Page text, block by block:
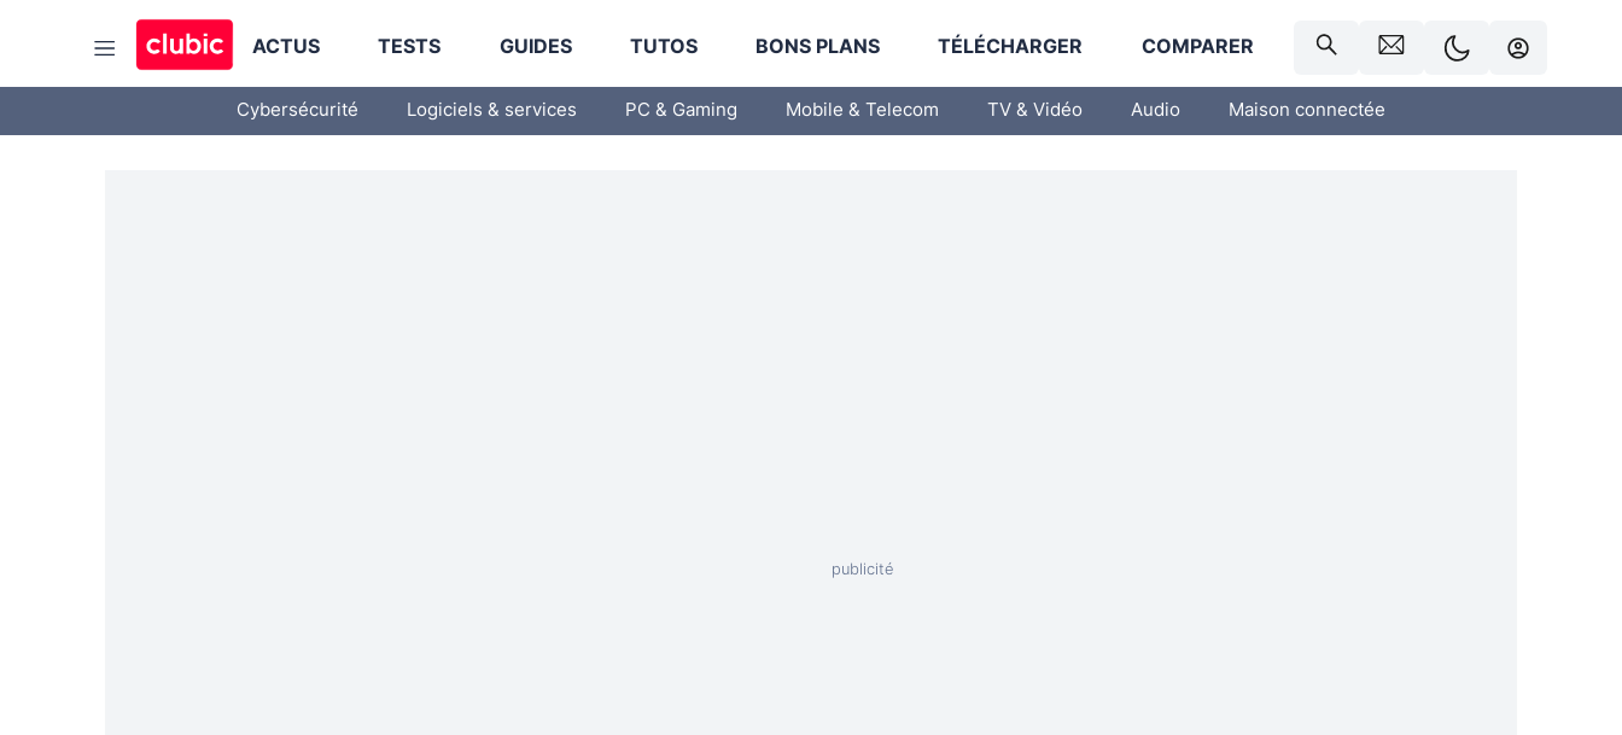
ACTUS TESTS GUIDES TUTOS BONS PLANS TÉLÉCHARGER COMPARER
Cybersécurité Logiciels & services PC & Gaming Mobile & Telecom TV & Vidéo Audio Maison connectée